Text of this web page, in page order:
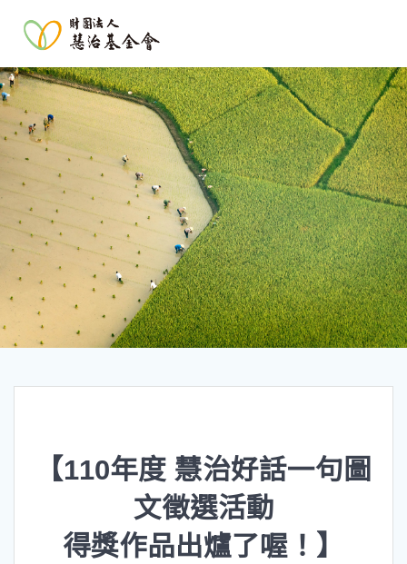
【110年度 慧治好話一句圖
文徵選活動
得獎作品出爐了喔！】